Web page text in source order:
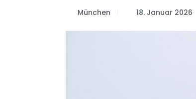
München 18. Januar 2026